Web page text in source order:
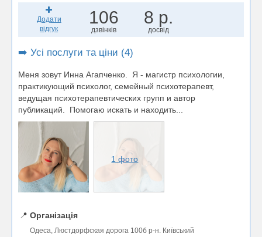
Додати
відгук
106
дзвінків
8 р.
досвід
➡️ Усі послуги та ціни (4)
Меня зовут Инна Агапченко. Я - магистр психологии,
практикующий психолог, семейный психотерапевт,
ведущая психотерапевтических групп и автор
публикаций. Помогаю искать и находить...
1 фото
📍 Організація
Одеса, Люстдорфская дорога 100б р-н. Київський